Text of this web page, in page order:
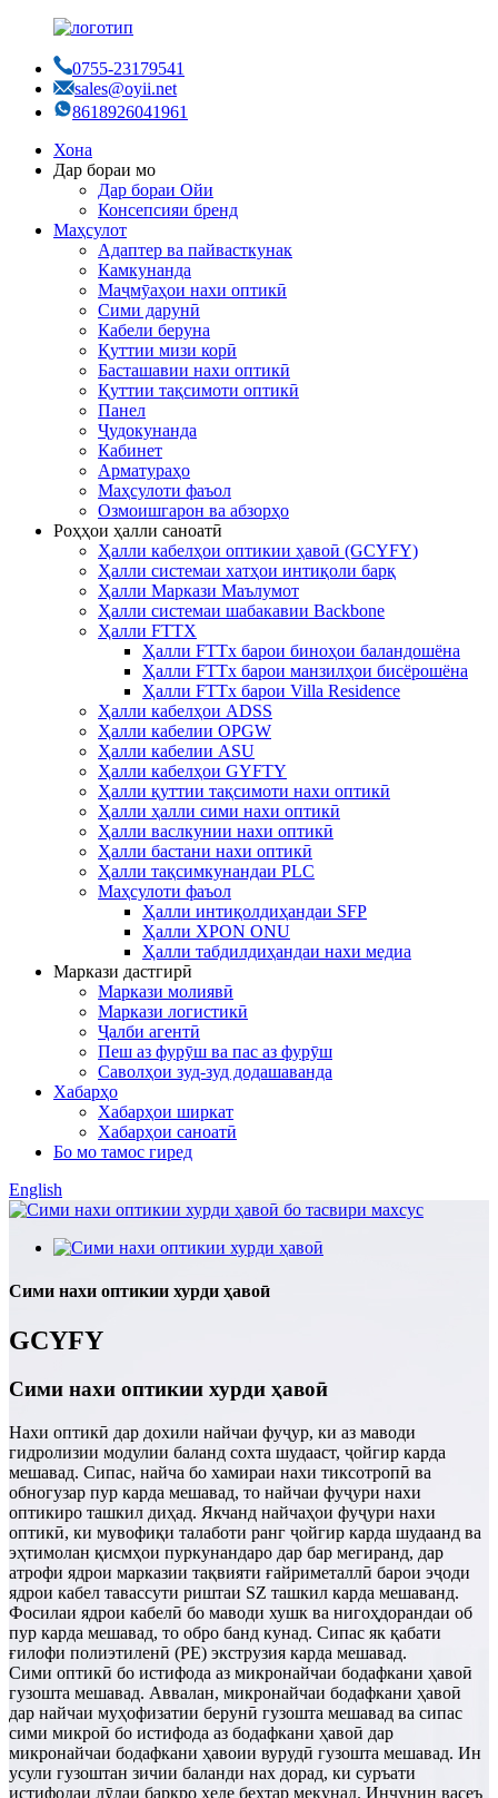
0755-23179541
sales@oyii.net
8618926041961
Хона
Дар бораи мо
Дар бораи Ойи
Консепсияи бренд
Маҳсулот
Адаптер ва пайвасткунак
Камкунанда
Маҷмӯаҳои нахи оптикӣ
Сими дарунӣ
Кабели беруна
Қуттии мизи корӣ
Басташавии нахи оптикӣ
Қуттии тақсимоти оптикӣ
Панел
Ҷудокунанда
Кабинет
Арматураҳо
Маҳсулоти фаъол
Озмоишгарон ва абзорҳо
Роҳҳои ҳалли саноатӣ
Ҳалли кабелҳои оптикии ҳавоӣ (GCYFY)
Ҳалли системаи хатҳои интиқоли барқ
Ҳалли Маркази Маълумот
Ҳалли системаи шабакавии Backbone
Ҳалли FTTX
Ҳалли FTTx барои биноҳои баландошёна
Ҳалли FTTx барои манзилҳои бисёрошёна
Ҳалли FTTx барои Villa Residence
Ҳалли кабелҳои ADSS
Ҳалли кабелии OPGW
Ҳалли кабелии ASU
Ҳалли кабелҳои GYFTY
Ҳалли қуттии тақсимоти нахи оптикӣ
Ҳалли ҳалли сими нахи оптикӣ
Ҳалли васлкунии нахи оптикӣ
Ҳалли бастани нахи оптикӣ
Ҳалли тақсимкунандаи PLC
Маҳсулоти фаъол
Ҳалли интиқолдиҳандаи SFP
Ҳалли XPON ONU
Ҳалли табдилдиҳандаи нахи медиа
Маркази дастгирӣ
Маркази молиявӣ
Маркази логистикӣ
Ҷалби агентӣ
Пеш аз фурӯш ва пас аз фурӯш
Саволҳои зуд-зуд додашаванда
Хабарҳо
Хабарҳои ширкат
Хабарҳои саноатӣ
Бо мо тамос гиред
English
Сими нахи оптикии хурди ҳавоӣ
GCYFY
Сими нахи оптикии хурди ҳавоӣ
Нахи оптикӣ дар дохили найчаи фуҷур, ки аз маводи
гидролизии модулии баланд сохта шудааст, ҷойгир карда
мешавад. Сипас, найча бо хамираи нахи тиксотропӣ ва
обногузар пур карда мешавад, то найчаи фуҷури нахи
оптикиро ташкил диҳад. Якчанд найчаҳои фуҷури нахи
оптикӣ, ки мувофиқи талаботи ранг ҷойгир карда шудаанд ва
эҳтимолан қисмҳои пуркунандаро дар бар мегиранд, дар
атрофи ядрои марказии тақвияти ғайриметаллӣ барои эҷоди
ядрои кабел тавассути риштаи SZ ташкил карда мешаванд.
Фосилаи ядрои кабелӣ бо маводи хушк ва нигоҳдорандаи об
пур карда мешавад, то обро банд кунад. Сипас як қабати
ғилофи полиэтиленӣ (PE) экструзия карда мешавад.
Сими оптикӣ бо истифода аз микронайчаи бодафкани ҳавоӣ
гузошта мешавад. Аввалан, микронайчаи бодафкани ҳавоӣ
дар найчаи муҳофизатии берунӣ гузошта мешавад ва сипас
сими микроӣ бо истифода аз бодафкани ҳавоӣ дар
микронайчаи бодафкани ҳавоии вурудӣ гузошта мешавад. Ин
усули гузоштан зичии баланди нах дорад, ки суръати
истифодаи лӯлаи барқро хеле беҳтар мекунад. Инчунин васеъ